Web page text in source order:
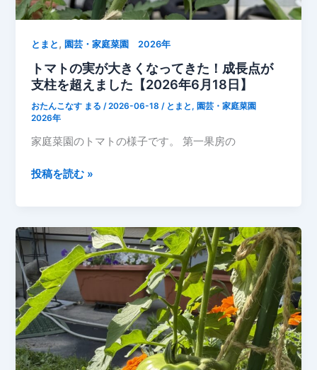
ト
ト
とまと ,園芸・家庭菜園 2026年
トマトの実が大きくなってきた！成長点が
支柱を超えました【2026年6月18日】
おたんこなす まる/2026-06-18/ とまと , 園芸・家庭菜園
2026年
家庭菜園のトマトの様子です。 第一果房の
ト
の
実
が
大
き
く
な
っ
て
投稿を読む »